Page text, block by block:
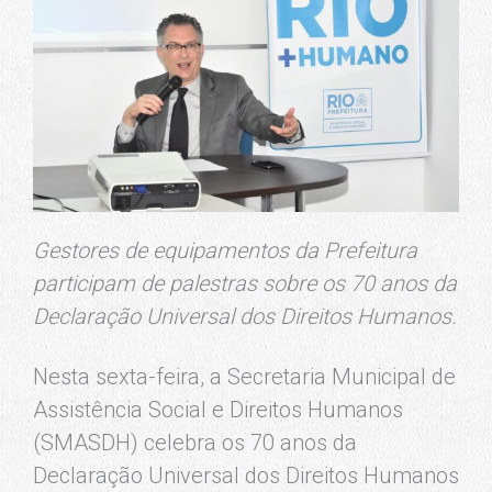
Gestores de equipamentos da Prefeitura
participam de palestras sobre os 70 anos da
Declaração Universal dos Direitos Humanos.
Nesta sexta-feira, a Secretaria Municipal de
Assistência Social e Direitos Humanos
(SMASDH) celebra os 70 anos da
Declaração Universal dos Direitos Humanos